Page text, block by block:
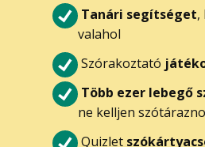
Tanári segítséget,
valahol
Szórakoztató
Több ezer lebegő
ne kelljen
Quizlet